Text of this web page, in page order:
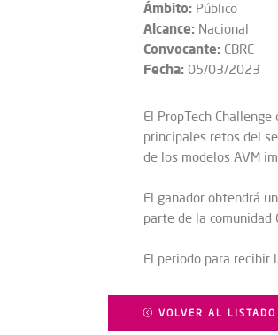
Ámbito: Público
Alcance: Nacional
Convocante: CBRE
Fecha: 05/03/2023
El PropTech
principales retos del
de los modelos AVM
El ganador obtendrá
parte de la comunidad
El periodo para
VOLVER AL LISTADO